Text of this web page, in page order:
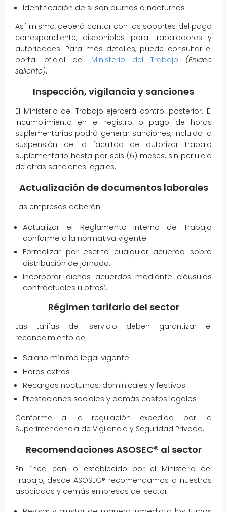
Identificación de si son diurnas o nocturnas
Así mismo, deberá contar con los soportes del pago
correspondiente, disponibles para trabajadores y
autoridades. Para más detalles, puede consultar el
portal oficial del Ministerio del Trabajo
(Enlace
saliente).
Inspección, vigilancia y sanciones
El Ministerio del Trabajo ejercerá control posterior. El
incumplimiento en el registro o pago de horas
suplementarias podrá generar sanciones, incluida la
suspensión de la facultad de autorizar trabajo
suplementario hasta por seis (6) meses, sin perjuicio
de otras sanciones legales.
Actualización de documentos laborales
Las empresas deberán:
Actualizar el Reglamento Interno de Trabajo
conforme a la normativa vigente.
Formalizar por escrito cualquier acuerdo sobre
distribución de jornada.
Incorporar dichos acuerdos mediante cláusulas
contractuales u otrosí.
Régimen tarifario del sector
Las tarifas del servicio deben garantizar el
reconocimiento de:
Salario mínimo legal vigente
Horas extras
Recargos nocturnos, dominicales y festivos
Prestaciones sociales y demás costos legales
Conforme a la regulación expedida por la
Superintendencia de Vigilancia y Seguridad Privada.
Recomendaciones ASOSEC® al sector
En línea con lo establecido por el Ministerio del
Trabajo, desde ASOSEC® recomendamos a nuestros
asociados y demás empresas del sector: